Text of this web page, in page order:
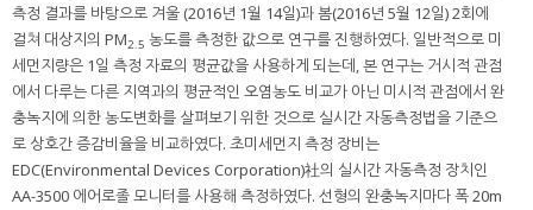
측정 결과를 바탕으로 겨울 (2016년 1월 14일)과 봄(2016년 5월 12일) 2회에
걸쳐 대상지의 PM2.5 농도를 측정한 값으로 연구를 진행하였다. 일반적으로 미
세먼지량은 1일 측정 자료의 평균값을 사용하게 되는데, 본 연구는 거시적 관점
에서 다루는 다른 지역과의 평균적인 오염농도 비교가 아닌 미시적 관점에서 완
충녹지에 의한 농도변화를 살펴보기 위한 것으로 실시간 자동측정법을 기준으
로 상호간 증감비율을 비교하였다. 초미세먼지 측정 장비는
EDC(Environmental Devices Corporation)社의 실시간 자동측정 장치인
AA-3500 에어로졸 모니터를 사용해 측정하였다. 선형의 완충녹지마다 폭 20m